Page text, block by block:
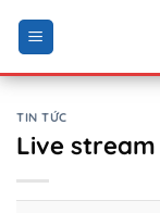
content
TIN TỨC
Live